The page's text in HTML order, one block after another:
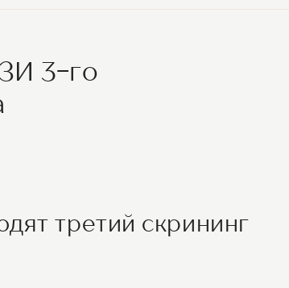
3-го
третий скрининг